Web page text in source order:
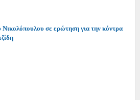
σε ερώτηση για την κόντρα